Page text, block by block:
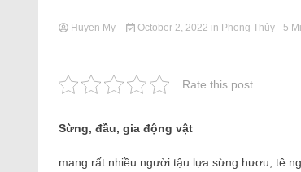
Huyen My October 2, 2022 in Phong Thủy - 5
Rate this post
Sừng, đầu, gia động vật
mang rất nhiều người tậu lựa sừng hươu, tê